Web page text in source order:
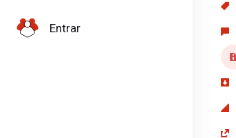
Entrar